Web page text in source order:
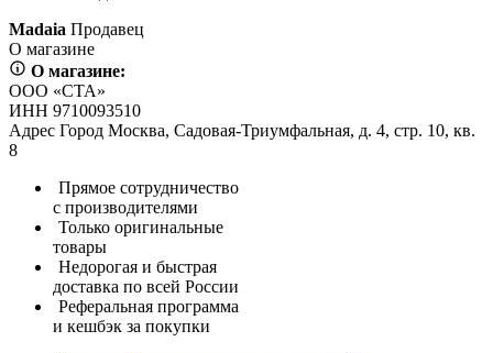
Madaia Продавец
О магазине
О магазине:
ООО «СТА»
ИНН 9710093510
Адрес Город Москва, Садовая-Триумфальная, д. 4, стр. 10, кв.
8
Прямое сотрудничество
с производителями
Только оригинальные
товары
Недорогая и быстрая
доставка по всей России
Реферальная программа
и кешбэк за покупки